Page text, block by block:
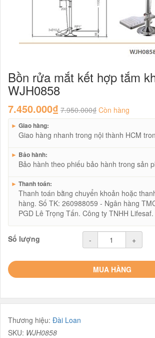
Bồn rửa mắt kết hợp tắm
WJH0858
7.450.000₫ 7.950.000₫ Còn hàng
► Giao hàng:
Giao hàng nhanh trong nội thành HCM
► Bảo hành:
Bảo hành theo phiếu bảo hành trong sản
► Thanh toán:
Thanh toán bằng chuyển khoản hoặc
hàng. Số TK: 260988059 - Ngân hàng
PGD Lê Trọng Tấn. Công ty TNHH Lifesaf.
Số lượng - +
MUA HÀNG
Thương hiệu: Đài Loan
SKU: WJH0858